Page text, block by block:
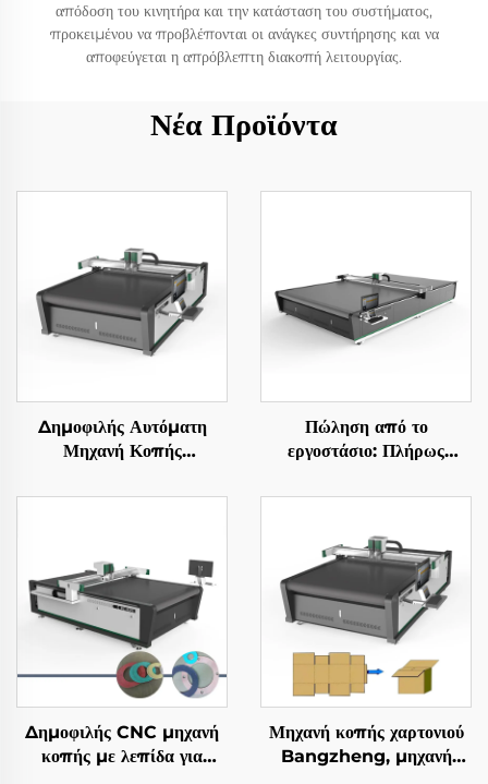
απόδοση του κινητήρα και την κατάσταση του συστήματος,
προκειμένου να προβλέπονται οι ανάγκες συντήρησης και να
αποφεύγεται η απρόβλεπτη διακοπή λειτουργίας.
Νέα Προϊόντα
Δημοφιλής Αυτόματη
Μηχανή Κοπής
Πώληση από το
εργοστάσιο: Πλήρως
κοπής υφασμάτων για
Δημοφιλής CNC μηχανή
κοπής με λεπίδα για
Μηχανή κοπής χαρτονιού
Bangzheng, μηχανή